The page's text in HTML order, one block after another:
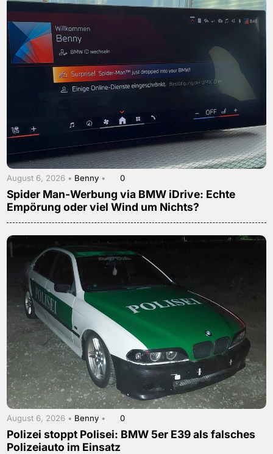
August 6, 2026 • Benny • 0
Spider Man-Werbung via BMW iDrive: Echte
Empörung oder viel Wind um Nichts?
August 6, 2026 • Benny • 0
Polizei stoppt Polisei: BMW 5er E39 als falsches
Polizeiauto im Einsatz